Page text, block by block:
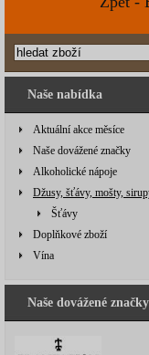
Naše nabídka
Aktuální akce měsíce
Naše dovážené značky
Alkoholické nápoje
Džusy, šťávy, mošty,
Šťávy
Doplňkové zboží
Vína
Naše dovážené značky